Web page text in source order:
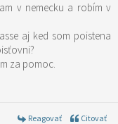
v nemecku a robím v
aj ked som poistena
za pomoc.
Reagovať Citovať